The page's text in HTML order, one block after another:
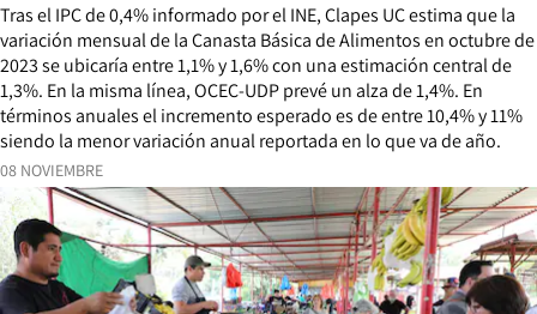
08 NOVIEMBRE
Tras el IPC de 0,4% informado por el INE, Clapes UC estima que la
variación mensual de la Canasta Básica de Alimentos en octubre de
2023 se ubicaría entre 1,1% y 1,6% con una estimación central de
1,3%. En la misma línea, OCEC-UDP prevé un alza de 1,4%. En
términos anuales el incremento esperado es de entre 10,4% y 11%
siendo la menor variación anual reportada en lo que va de año.